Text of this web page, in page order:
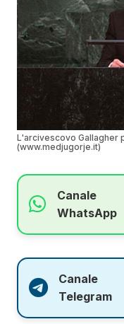
L'arcivescovo Gallagher
(www.medjugorje.it)
Canale
WhatsApp
Canale
Telegram